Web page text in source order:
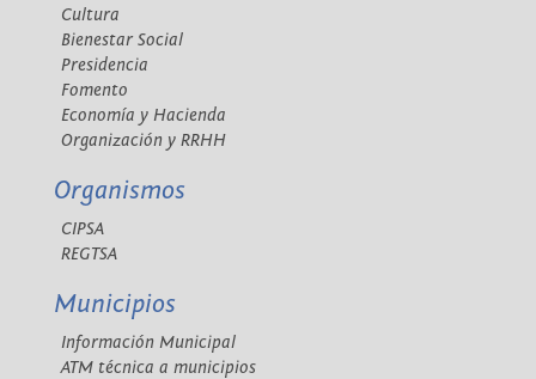
Cultura
Bienestar Social
Presidencia
Fomento
Economía y Hacienda
Organización y RRHH
Organismos
CIPSA
REGTSA
Municipios
Información Municipal
ATM técnica a municipios